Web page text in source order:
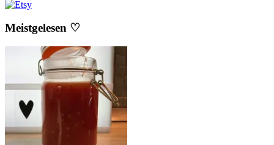
Meistgelesen ♡